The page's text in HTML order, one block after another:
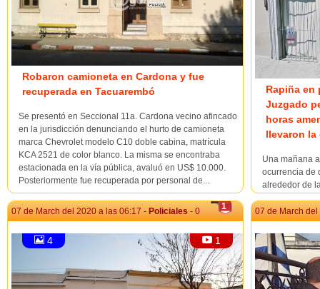
Robaron camioneta en Cardona y fue
recuperada en Tacuarembó
Se presentó en Seccional 11a. Cardona vecino afincado
en la jurisdicción denunciando el hurto de camioneta
marca Chevrolet modelo C10 doble cabina, matrícula
KCA 2521 de color blanco. La misma se encontraba
estacionada en la vía pública, avaluó en US$ 10.000.
Posteriormente fue recuperada por personal de...
Rapiña en
Juzgado
horas
llevaron la
Una mañana
ocurrencia de
alrededor de
(que podría
carcelario)
Y alrededo...
1
07 de March del 2020 a las 06:17 - Policiales - 0
4 1
07 de March